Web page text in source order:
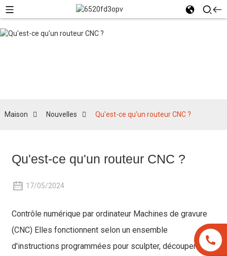
Maison Nouvelles Qu'est-ce qu'un routeur CNC ?
Qu'est-ce qu'un routeur CNC ?
17/05/2024
Contrôle numérique par ordinateur Machines de gravure
(CNC)Elles fonctionnent selon un ensemble
d'instructions programmées pour sculpter, découper ou